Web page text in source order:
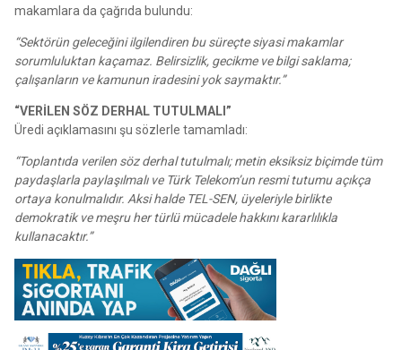
makamlara da çağrıda bulundu:
“Sektörün geleceğini ilgilendiren bu süreçte siyasi makamlar
sorumluluktan kaçamaz. Belirsizlik, gecikme ve bilgi saklama;
çalışanların ve kamunun iradesini yok saymaktır.”
“VERİLEN SÖZ DERHAL TUTULMALI”
Üredi açıklamasını şu sözlerle tamamladı:
“Toplantıda verilen söz derhal tutulmalı; metin eksiksiz biçimde tüm
paydaşlarla paylaşılmalı ve Türk Telekom’un resmi tutumu açıkça
ortaya konulmalıdır. Aksi halde TEL-SEN, üyeleriyle birlikte
demokratik ve meşru her türlü mücadele hakkını kararlılıkla
kullanacaktır.”